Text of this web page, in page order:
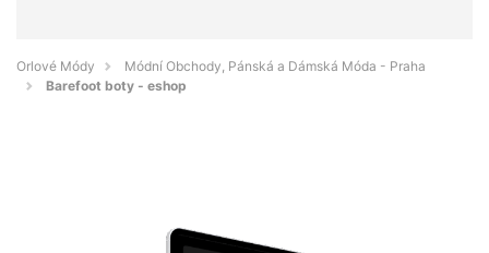
Orlové Módy
Módní Obchody, Pánská a Dámská Móda - Praha
Barefoot boty - eshop